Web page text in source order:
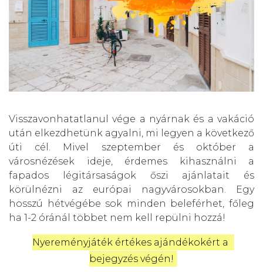
Visszavonhatatlanul vége a nyárnak és a vakáció
után elkezdhetünk agyalni, mi legyen a következő
úti cél. Mivel szeptember és október a
városnézések ideje, érdemes kihasználni a
fapados légitársaságok őszi ajánlatait és
körülnézni az európai nagyvárosokban. Egy
hosszú hétvégébe sok minden beleférhet, főleg
ha 1-2 óránál többet nem kell repülni hozzá!
Nyereményjáték értékes ajándékokért a
bejegyzés végén!